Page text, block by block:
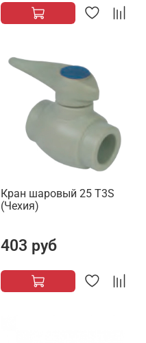
Кран шаровый 25 T3S
(Чехия)
403 руб